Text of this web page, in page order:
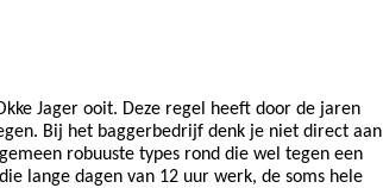
Jager ooit. Deze regel heeft door de jaren
Bij het baggerbedrijf denk je niet direct aan
robuuste types rond die wel tegen een
lange dagen van 12 uur werk, de soms hele